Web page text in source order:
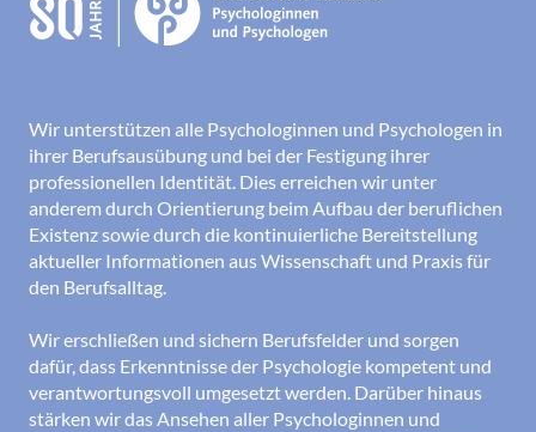
Wir unterstützen alle Psychologinnen und Psychologen in
ihrer Berufsausübung und bei der Festigung ihrer
professionellen Identität. Dies erreichen wir unter
anderem durch Orientierung beim Aufbau der beruflichen
Existenz sowie durch die kontinuierliche Bereitstellung
aktueller Informationen aus Wissenschaft und Praxis für
den Berufsalltag.
Wir erschließen und sichern Berufsfelder und sorgen
dafür, dass Erkenntnisse der Psychologie kompetent und
verantwortungsvoll umgesetzt werden. Darüber hinaus
stärken wir das Ansehen aller Psychologinnen und